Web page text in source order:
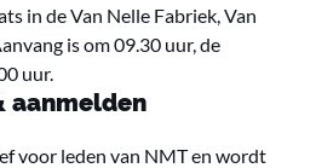
in de Van Nelle Fabriek, Van
is om 09.30 uur, de
uur.
aanmelden
voor leden van NMT en wordt